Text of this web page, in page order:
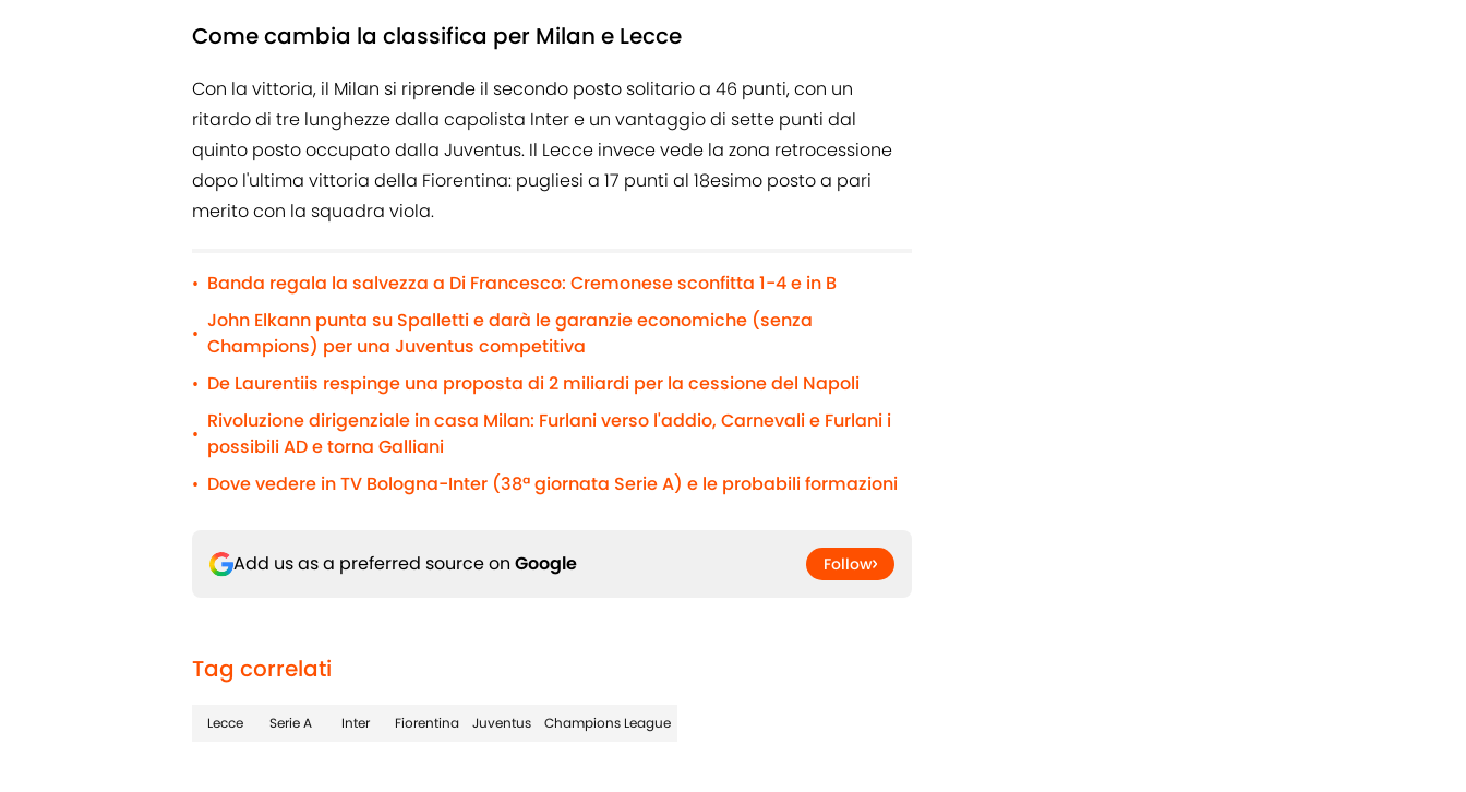
Come cambia la classifica per Milan e Lecce
Con la vittoria, il Milan si riprende il secondo posto solitario a 46 punti, con un
ritardo di tre lunghezze dalla capolista Inter e un vantaggio di sette punti dal
quinto posto occupato dalla Juventus. Il Lecce invece vede la zona retrocessione
dopo l'ultima vittoria della Fiorentina: pugliesi a 17 punti al 18esimo posto a pari
merito con la squadra viola.
• Banda regala la salvezza a Di Francesco: Cremonese sconfitta 1-4 e in B
•
John Elkann punta su Spalletti e darà le garanzie economiche (senza
Champions) per una Juventus competitiva
• De Laurentiis respinge una proposta di 2 miliardi per la cessione del Napoli
•
Rivoluzione dirigenziale in casa Milan: Furlani verso l'addio, Carnevali e Furlani i
possibili AD e torna Galliani
• Dove vedere in TV Bologna-Inter (38ª giornata Serie A) e le probabili formazioni
Add us as a preferred source on Google Follow
Tag correlati
Lecce Serie A Inter Fiorentina Juventus Champions League